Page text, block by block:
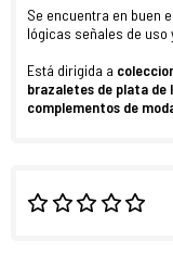
Se encuentra en buen
lógicas señales de uso
Está dirigida a
brazaletes de plata de
complementos de